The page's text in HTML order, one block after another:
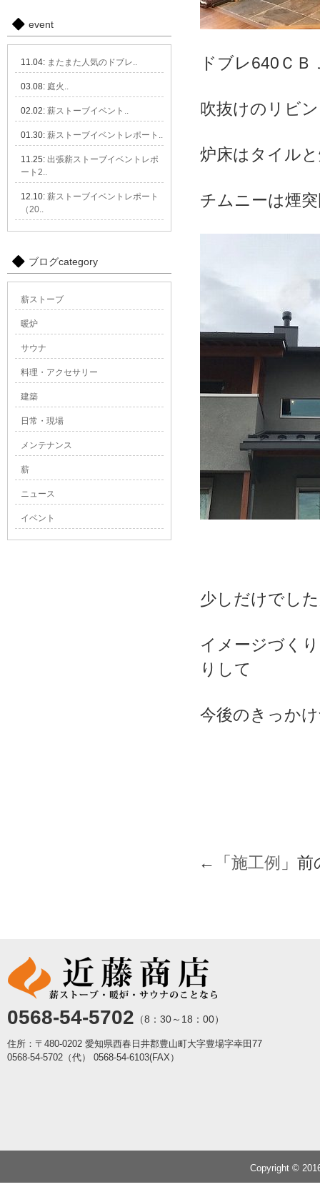
ドブレ640ＣＢ
吹抜けのリビ
炉床はタイル
チムニーは煙
少しだけでし
イメージづく
りして
今後のきっか
←「施工例 」
event
11.04: またまた人気のドブレ..
03.08: 庭火..
02.02: 薪ストーブイベント..
01.30: 薪ストーブイベントレポート..
11.25: 出張薪ストーブイベントレポ
ート2..
12.10: 薪ストーブイベントレポート
（20..
ブログcategory
薪ストーブ
暖炉
サウナ
料理・アクセサリー
建築
日常・現場
メンテナンス
薪
ニュース
イベント
0568-54-5702 （8：30～18：00）
住所：〒480-0202 愛知県西春日井郡豊山町大字豊場字幸田77
0568-54-5702（代）
0568-54-6103(FAX）
Copyright ©